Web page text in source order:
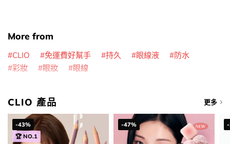
More from
CLIO 免運費好幫手 持久 眼線液
防水
彩妝
眼妝 眼線
CLIO 產品 更多
-43%
🏆 NO.1
-47%